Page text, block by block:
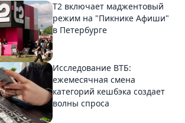
Т2 включает маджентовый
режим на "Пикнике Афиши"
в Петербурге
Исследование ВТБ:
ежемесячная смена
категорий кешбэка создает
волны спроса